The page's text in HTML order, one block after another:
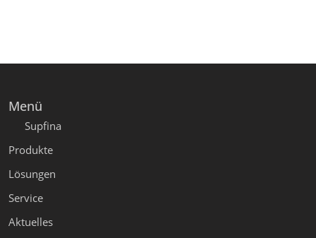
Menü
Supfina
Produkte
Lösungen
Service
Aktuelles